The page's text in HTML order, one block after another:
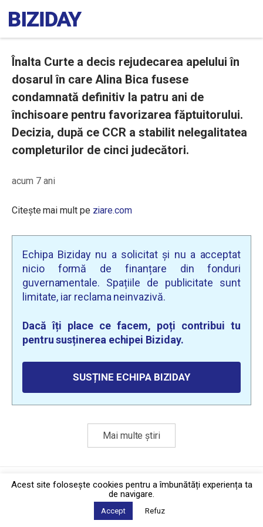
Înalta Curte a decis rejudecarea apelului în
dosarul în care Alina Bica fusese
condamnată definitiv la patru ani de
închisoare pentru favorizarea făptuitorului.
Decizia, după ce CCR a stabilit nelegalitatea
completurilor de cinci judecători.
acum 7 ani
Citește mai mult pe ziare.com
Echipa Biziday nu a solicitat și nu a acceptat
nicio formă de finanțare din fonduri
guvernamentale. Spațiile de publicitate sunt
limitate, iar reclama neinvazivă.
Dacă îți place ce facem, poți contribui tu
pentru susținerea echipei Biziday.
SUSȚINE ECHIPA BIZIDAY
Mai multe știri
Politica de confidențialitate·Contact
2026 © Biziday
Acest site foloseşte cookies pentru a îmbunătăți experiența ta
de navigare.
Accept Refuz